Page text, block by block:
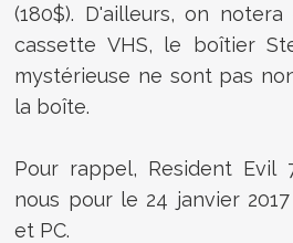
(180$). D'ailleurs, on
cassette VHS, le boîtier
mystérieuse ne sont pas
la boîte.
Pour rappel, Resident Evil
nous pour le 24 janvier
et PC.